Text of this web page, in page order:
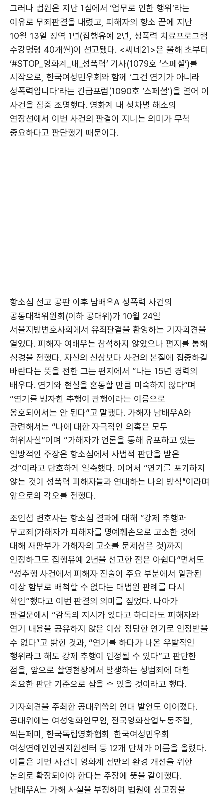
그러나 법원은 지난 1심에서 ‘업무로 인한 행위’라는
이유로 무죄판결을 내렸고, 피해자의 항소 끝에 지난
10월 13일 징역 1년(집행유예 2년, 성폭력 치료프로그램
수강명령 40개월)이 선고됐다. <씨네21>은 올해 초부터
‘#STOP_영화계_내_성폭력’ 기사(1079호 ‘스페셜’)를
시작으로, 한국여성민우회와 함께 ‘그건 연기가 아니라
성폭력입니다’라는 긴급포럼(1090호 ‘스페셜’)을 열어 이
사건을 집중 조명했다. 영화계 내 성차별 해소의
연장선에서 이번 사건의 판결이 지니는 의미가 무척
중요하다고 판단했기 때문이다.
항소심 선고 공판 이후 남배우A 성폭력 사건의
공동대책위원회(이하 공대위)가 10월 24일
서울지방변호사회에서 유죄판결을 환영하는 기자회견을
열었다. 피해자 여배우는 참석하지 않았으나 편지를 통해
심경을 전했다. 자신의 신상보다 사건의 본질에 집중하길
바란다는 뜻을 전한 그는 편지에서 “나는 15년 경력의
배우다. 연기와 현실을 혼동할 만큼 미숙하지 않다”며
“연기를 빙자한 추행이 관행이라는 이름으로
옹호되어서는 안 된다”고 말했다. 가해자 남배우A와
관련해서는 “나에 대한 자극적인 의혹은 모두
허위사실”이며 “가해자가 언론을 통해 유포하고 있는
일방적인 주장은 항소심에서 사법적 판단을 받은
것”이라고 단호하게 일축했다. 이어서 “연기를 포기하지
않는 것이 성폭력 피해자들과 연대하는 나의 방식”이라며
앞으로의 각오를 전했다.
조인섭 변호사는 항소심 결과에 대해 “강제 추행과
무고죄(가해자가 피해자를 명예훼손으로 고소한 것에
대해 재판부가 가해자의 고소를 문제삼은 것)까지
인정하고도 집행유예 2년을 선고한 점은 아쉽다”면서도
“성추행 사건에서 피해자 진술이 주요 부분에서 일관된
이상 함부로 배척할 수 없다는 대법원 판례를 다시
확인”했다고 이번 판결의 의미를 짚었다. 나아가
판결문에서 “감독의 지시가 있다고 하더라도 피해자와
연기 내용을 공유하지 않은 이상 정당한 연기로 인정받을
수 없다”고 밝힌 것과, “연기를 하다가 나온 우발적인
행위라고 해도 강제 추행이 인정될 수 있다”고 판단한
점을, 앞으로 촬영현장에서 발생하는 성범죄에 대한
중요한 판단 기준으로 삼을 수 있을 것이라고 했다.
기자회견을 주최한 공대위쪽의 연대 발언도 이어졌다.
공대위에는 여성영화인모임, 전국영화산업노동조합,
찍는페미, 한국독립영화협회, 한국여성민우회
여성연예인인권지원센터 등 12개 단체가 이름을 올렸다.
이들은 이번 사건이 영화계 전반의 환경 개선을 위한
논의로 확장되어야 한다는 주장에 뜻을 같이했다.
남배우A는 가해 사실을 부정하며 법원에 상고장을